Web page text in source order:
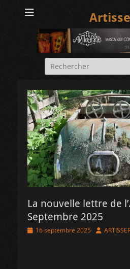
Rechercher :
La nouvelle lettre de
Septembre 2025
Posted16 septembre 2025 Author